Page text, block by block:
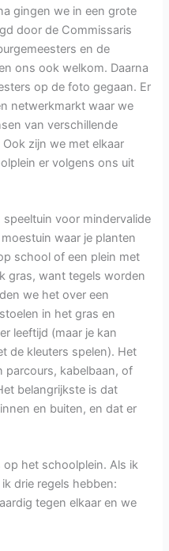
gingen we in een grote
door de Commissaris
en de
ons ook welkom. Daarna
op de foto gegaan. Er
netwerkmarkt waar we
van verschillende
zijn we met elkaar
er volgens ons uit
speeltuin voor mindervalide
waar je planten
school of een plein met
gras, want tegels worden
we het over een
in het gras en
leeftijd (maar je kan
de kleuters spelen). Het
parcours, kabelbaan, of
belangrijkste is dat
en buiten, en dat er
het schoolplein. Als ik
drie regels hebben:
tegen elkaar en we